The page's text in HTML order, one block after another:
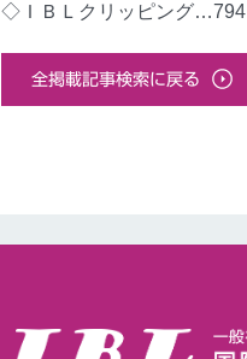
◇ＩＢＬクリッピング…794
全掲載記事検索に戻る